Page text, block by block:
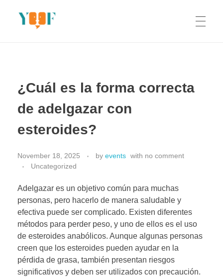
¿Cuál es la forma correcta
de adelgazar con
esteroides?
November 18, 2025 by events with no comment
Uncategorized
Adelgazar es un objetivo común para muchas
personas, pero hacerlo de manera saludable y
efectiva puede ser complicado. Existen diferentes
métodos para perder peso, y uno de ellos es el uso
de esteroides anabólicos. Aunque algunas personas
creen que los esteroides pueden ayudar en la
pérdida de grasa, también presentan riesgos
significativos y deben ser utilizados con precaución.